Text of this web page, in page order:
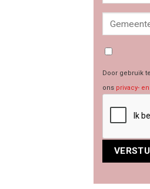
Door gebruik
ons privacy-